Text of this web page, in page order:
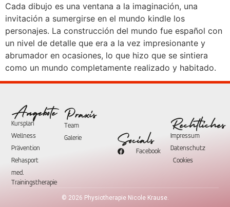
Cada dibujo es una ventana a la imaginación, una
invitación a sumergirse en el mundo kindle los
personajes. La construcción del mundo fue español con
un nivel de detalle que era a la vez impresionante y
abrumador en ocasiones, lo que hizo que se sintiera
como un mundo completamente realizado y habitado.
Angebote
Kursplan
Wellness
Prävention
Rehasport
med.
Trainingstherapie
Praxis
Team
Galerie
Socials
Facebook
Rechtliches
Impressum
Datenschutz
Cookies
© 2026 Physiotherapie Nicole Krause.